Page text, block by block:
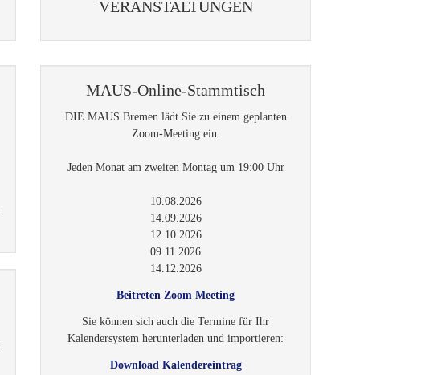
VERANSTALTUNGEN
MAUS-Online-Stammtisch
DIE MAUS Bremen lädt Sie zu einem geplanten
Zoom-Meeting ein.
Jeden Monat am zweiten Montag um 19:00 Uhr
10.08.2026
14.09.2026
12.10.2026
09.11.2026
14.12.2026
Beitreten Zoom Meeting
Sie können sich auch die Termine für Ihr
Kalendersystem herunterladen und importieren:
Download Kalendereintrag